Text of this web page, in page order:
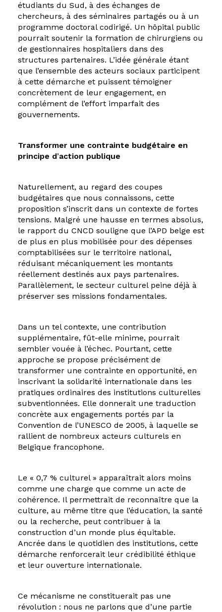
étudiants du Sud, à des échanges de
chercheurs, à des séminaires partagés ou à un
programme doctoral codirigé. Un hôpital public
pourrait soutenir la formation de chirurgiens ou
de gestionnaires hospitaliers dans des
structures partenaires. L’idée générale étant
que l’ensemble des acteurs sociaux participent
à cette démarche et puissent témoigner
concrètement de leur engagement, en
complément de l’effort imparfait des
gouvernements.
Transformer une contrainte budgétaire en
principe d’action publique
Naturellement, au regard des coupes
budgétaires que nous connaissons, cette
proposition s’inscrit dans un contexte de fortes
tensions. Malgré une hausse en termes absolus,
le rapport du CNCD souligne que l’APD belge est
de plus en plus mobilisée pour des dépenses
comptabilisées sur le territoire national,
réduisant mécaniquement les montants
réellement destinés aux pays partenaires.
Parallèlement, le secteur culturel peine déjà à
préserver ses missions fondamentales.
Dans un tel contexte, une contribution
supplémentaire, fût-elle minime, pourrait
sembler vouée à l’échec. Pourtant, cette
approche se propose précisément de
transformer une contrainte en opportunité, en
inscrivant la solidarité internationale dans les
pratiques ordinaires des institutions culturelles
subventionnées. Elle donnerait une traduction
concrète aux engagements portés par la
Convention de l’UNESCO de 2005, à laquelle se
rallient de nombreux acteurs culturels en
Belgique francophone.
Le « 0,7 % culturel » apparaîtrait alors moins
comme une charge que comme un acte de
cohérence. Il permettrait de reconnaître que la
culture, au même titre que l’éducation, la santé
ou la recherche, peut contribuer à la
construction d’un monde plus équitable.
Ancrée dans le quotidien des institutions, cette
démarche renforcerait leur crédibilité éthique
et leur ouverture internationale.
Ce mécanisme ne constituerait pas une
révolution : nous ne parlons que d’une partie